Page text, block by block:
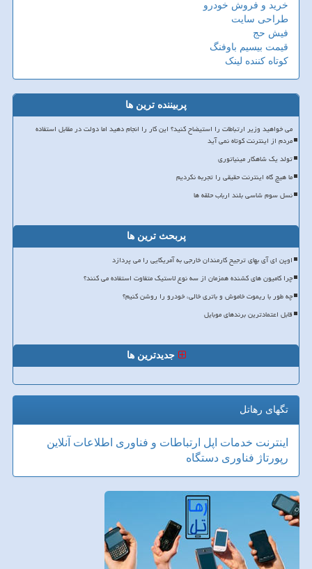
خرید و فروش خودرو
طراحی سایت
فیش حج
قیمت بیسیم باوفنگ
کوتاه کننده لینک
پربیننده ترین ها
می خواهید وزیر ارتباطات را استیضاح کنید؟ این کار را انجام دهید اما دولت در مقابل استفاده
مردم از اینترنت کوتاه نمی آید
تولد یک شاهکار مینیاتوری
ما هیچ گاه اینترنت حقیقی را تجربه نکردیم
نسل سوم شاسی بلند ارباب حلقه ها
پربحث ترین ها
اوپن ای آی بهای ترجیح کارمندان خارجی به آمریکایی را می پردازد
چرا کامیون های کشنده همزمان از سه نوع لاستیک متفاوت استفاده می کنند؟
چه طور با ریموت خاموش و باتری خالی، خودرو را روشن کنیم؟
قابل اعتمادترین برندهای موبایل
جدیدترین ها
تگهای رهاتل
اینترنت خدمات اپل ارتباطات و فناوری اطلاعات آنلاین
رپورتاژ فناوری دستگاه